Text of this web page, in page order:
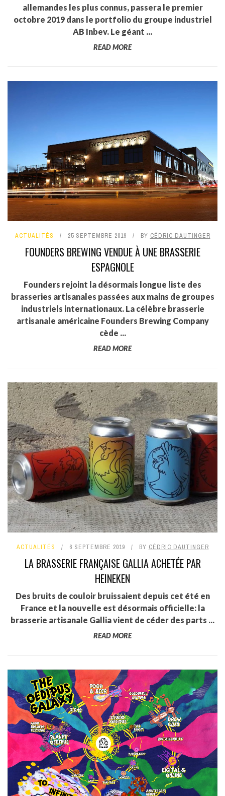
allemandes les plus connus, passera le premier
octobre 2019 dans le portfolio du groupe industriel
AB Inbev. Le géant ...
READ MORE
ACTUALITÉS 25 SEPTEMBRE 2019 BY CÉDRIC DAUTINGER
FOUNDERS BREWING VENDUE À UNE BRASSERIE
ESPAGNOLE
Founders rejoint la désormais longue liste des
brasseries artisanales passées aux mains de groupes
industriels internationaux. La célèbre brasserie
artisanale américaine Founders Brewing Company
cède ...
READ MORE
ACTUALITÉS 6 SEPTEMBRE 2019 BY CÉDRIC DAUTINGER
LA BRASSERIE FRANÇAISE GALLIA ACHETÉE PAR
HEINEKEN
Des bruits de couloir bruissaient depuis cet été en
France et la nouvelle est désormais officielle: la
brasserie artisanale Gallia vient de céder des parts ...
READ MORE